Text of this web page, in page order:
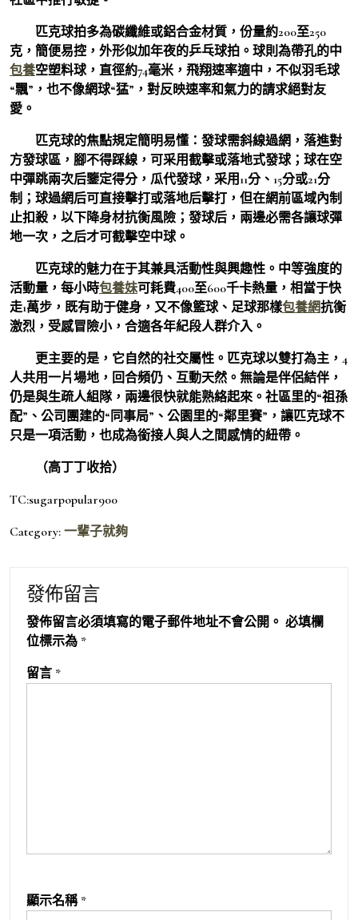
匹克球拍多為碳纖維或鋁合金材質，份量約200至250
克，簡便易控，外形似加年夜的乒乓球拍。球則為帶孔的中
包養空塑料球，直徑約74毫米，飛翔速率適中，不似羽毛球
“飄”，也不像網球“猛”，對反映速率和氣力的請求絕對友
愛。
匹克球的焦點規定簡明易懂：發球需斜線過網，落進對
方發球區，腳不得踩線，可采用截擊或落地式發球；球在空
中彈跳兩次后鑒定得分，瓜代發球，采用11分、15分或21分
制；球過網后可直接擊打或落地后擊打，但在網前區域內制
止扣殺，以下降身材抗衡風險；發球后，兩邊必需各讓球彈
地一次，之后才可截擊空中球。
匹克球的魅力在于其兼具活動性與興趣性。中等強度的
活動量，每小時包養妹可耗費400至600千卡熱量，相當于快
走1萬步，既有助于健身，又不像籃球、足球那樣包養網抗衡
激烈，受感冒險小，合適各年紀段人群介入。
更主要的是，它自然的社交屬性。匹克球以雙打為主，4
人共用一片場地，回合頻仍、互動天然。無論是伴侶結伴，
仍是與生疏人組隊，兩邊很快就能熟絡起來。社區里的“祖孫
配”、公司團建的“同事局”、公園里的“鄰里賽”，讓匹克球不
只是一項活動，也成為銜接人與人之間感情的紐帶。
（高丁丁收拾）
TC:sugarpopular900
Category: 一輩子就夠
發佈留言
發佈留言必須填寫的電子郵件地址不會公開。 必填欄
位標示為 *
留言 *
顯示名稱 *